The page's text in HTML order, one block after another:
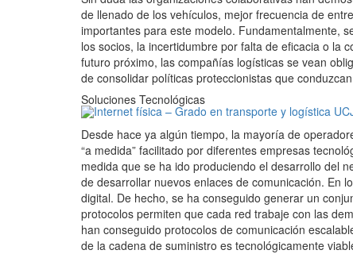
de llenado de los vehículos, mejor frecuencia de
importantes para este modelo. Fundamentalmente,
los socios, la incertidumbre por falta de eficacia o la
futuro próximo, las compañías logísticas se vean
de consolidar políticas proteccionistas que
Soluciones Tecnológicas
Desde hace ya algún tiempo, la mayoría de
“a medida” facilitado por diferentes empresas
medida que se ha ido produciendo el desarrollo del
de desarrollar nuevos enlaces de comunicación. En
digital. De hecho, se ha conseguido generar un
protocolos permiten que cada red trabaje con las
han conseguido protocolos de comunicación
de la cadena de suministro es tecnológicamente